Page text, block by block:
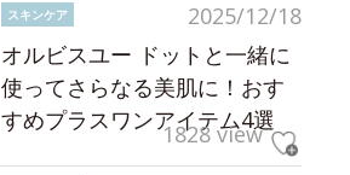
2025/12/18
スキンケア
オルビスユー ドットと一緒に
使ってさらなる美肌に！おす
すめプラスワンアイテム4選
1828 view